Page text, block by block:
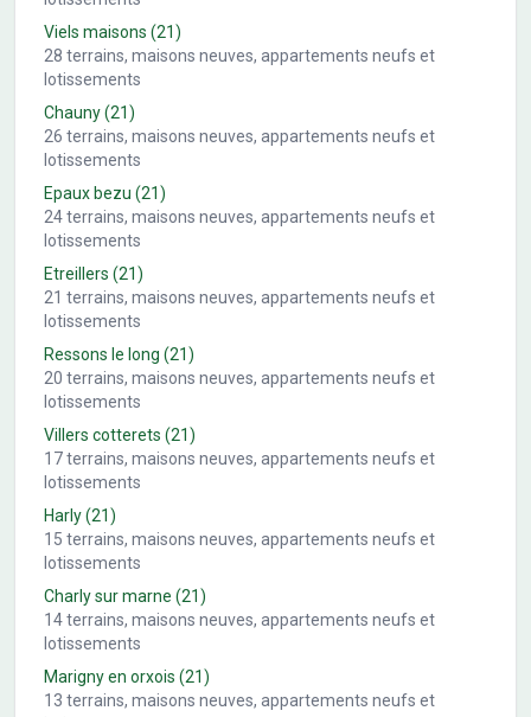
Viels maisons (21)
28 terrains, maisons neuves, appartements neufs et
lotissements
Chauny(21)
26 terrains, maisons neuves, appartements neufs et
lotissements
Epaux bezu (21)
24terrains, maisons neuves, appartements neufs et
lotissements
Etreillers (21)
21 terrains, maisons neuves, appartements neufs et
lotissements
Ressons le long (21)
20 terrains, maisons neuves, appartements neufs et
lotissements
Villers cotterets (21)
17terrains, maisons neuves, appartements neufs et
lotissements
Harly(21)
15 terrains, maisons neuves, appartements neufs et
lotissements
Charly sur marne (21)
14terrains, maisons neuves, appartements neufs et
lotissements
Marigny en orxois (21)
13 terrains, maisons neuves, appartements neufs et